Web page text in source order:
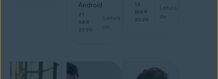
Android
21
ABR
2020
Leitura
de
12
MAR
2020
Leitura
de